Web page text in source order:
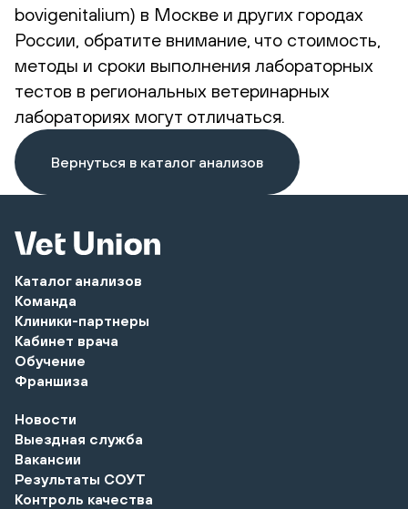
bovigenitalium) в Москве и других городах
России, обратите внимание, что стоимость,
методы и сроки выполнения лабораторных
тестов в региональных ветеринарных
лабораториях могут отличаться.
Вернуться в каталог анализов
Каталог анализов
Команда
Клиники-партнеры
Кабинет врача
Обучение
Франшиза
Новости
Выездная служба
Вакансии
Результаты СОУТ
Контроль качества